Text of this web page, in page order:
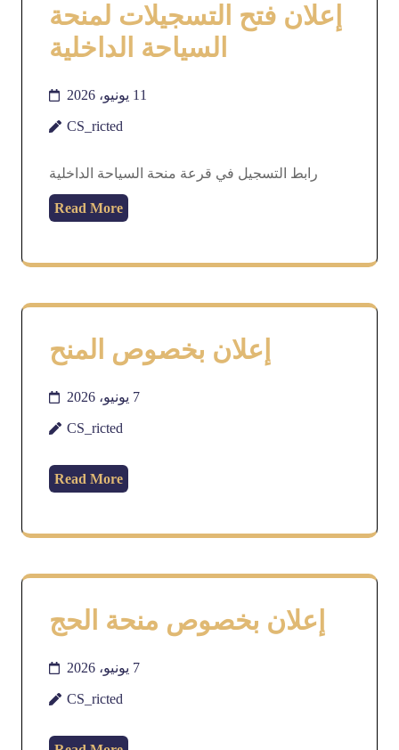
إعلان فتح التسجيلات لمنحة
السياحة الداخلية
11 يونيو، 2026
CS_ricted
رابط التسجيل في قرعة منحة السياحة الداخلية
Read More
إعلان بخصوص المنح
7 يونيو، 2026
CS_ricted
Read More
إعلان بخصوص منحة الحج
7 يونيو، 2026
CS_ricted